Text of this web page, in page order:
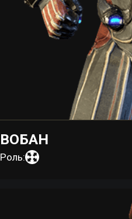
ВОБАН
Роль: